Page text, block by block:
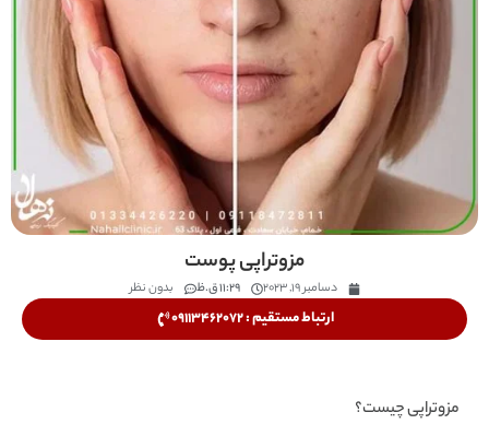
مزوتراپی پوست
دسامبر 19, 2023 11:29 ق.ظ بدون نظر
ارتباط مستقیم : 09113462072
مزوتراپی چیست؟